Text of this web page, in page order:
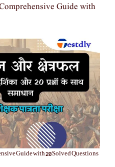
Guide with
Guide with 20 Solved Questions